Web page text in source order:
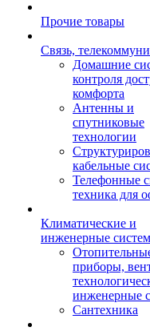
Прочие товары
Связь,
Домашние
контроля
комфорта
Антенны и
спутниковые
технологии
кабельные
Телефонные
техника для
Климатические и
инженерные
приборы,
инженерные
Сантехника